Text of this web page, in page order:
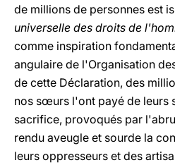
de millions de personnes est
universelle des droits de
comme inspiration
angulaire de l'Organisation
de cette Déclaration, des
nos sœurs l'ont payé de leurs
sacrifice, provoqués par
rendu aveugle et sourde la
leurs oppresseurs et des